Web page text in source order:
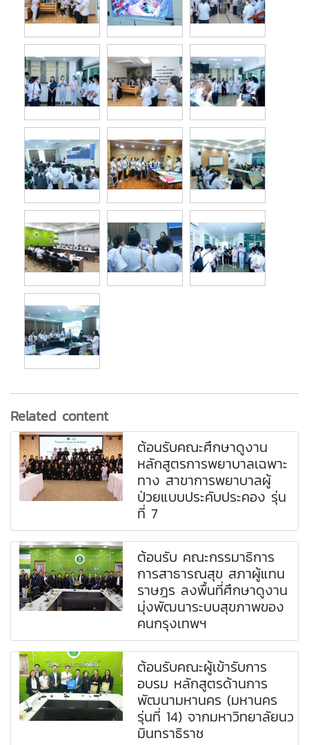
Related content
ต้อนรับคณะศึกษาดูงาน
หลักสูตรการพยาบาลเฉพาะ
ทาง สาขาการพยาบาลผู้
ป่วยแบบประคับประคอง รุ่น
ที่ 7
ต้อนรับ คณะกรรมาธิการ
การสาธารณสุข สภาผู้แทน
ราษฎร ลงพื้นที่ศึกษาดูงาน
มุ่งพัฒนาระบบสุขภาพของ
คนกรุงเทพฯ
ต้อนรับคณะผู้เข้ารับการ
อบรม หลักสูตรด้านการ
พัฒนามหานคร (มหานคร
รุ่นที่ 14) จากมหาวิทยาลัยนว
มินทราธิราช